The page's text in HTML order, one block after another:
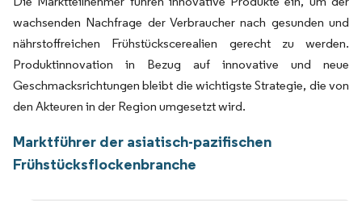
wachsenden Nachfrage der Verbraucher nach gesunden und
nährstoffreichen Frühstückscerealien gerecht zu werden.
Produktinnovation in Bezug auf innovative und neue
Geschmacksrichtungen bleibt die wichtigste Strategie, die von
den Akteuren in der Region umgesetzt wird.
Marktführer der asiatisch-pazifischen
Frühstücksflockenbranche